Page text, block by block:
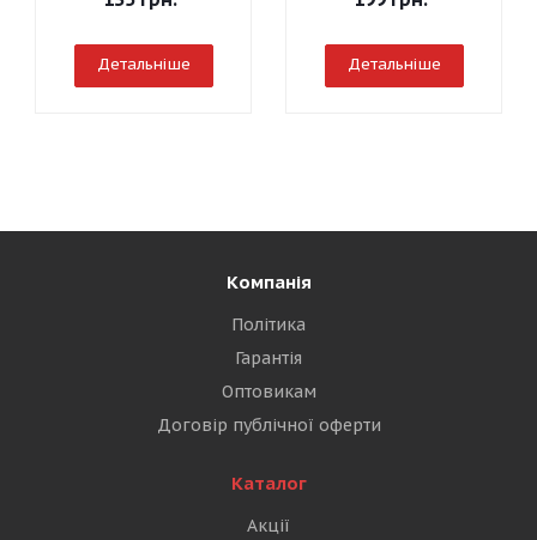
Детальніше Детальніше
Компанія
Політика
Гарантія
Оптовикам
Договір публічної оферти
Каталог
Акції